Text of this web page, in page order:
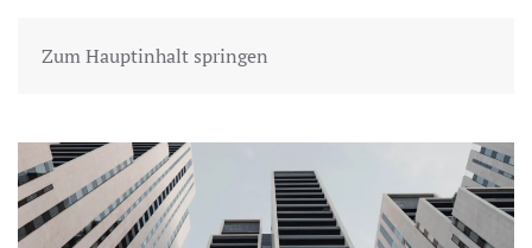
Zum Hauptinhalt springen